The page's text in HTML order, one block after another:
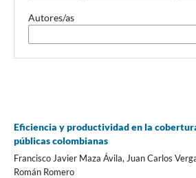
Autores/as
Eficiencia y productividad en la
públicas colombianas
Francisco Javier Maza Ávila, Juan Carlos
Román Romero